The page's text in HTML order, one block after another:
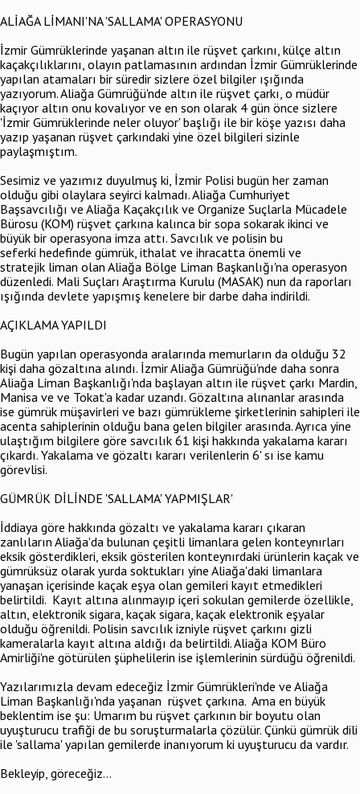
ALİAĞA LİMANI'NA 'SALLAMA' OPERASYONU
İzmir Gümrüklerinde yaşanan altın ile rüşvet çarkını, külçe altın
kaçakçılıklarını, olayın patlamasının ardından İzmir Gümrüklerinde
yapılan atamaları bir süredir sizlere özel bilgiler ışığında
yazıyorum. Aliağa Gümrüğü'nde altın ile rüşvet çarkı, o müdür
kaçıyor altın onu kovalıyor ve en son olarak 4 gün önce sizlere
'İzmir Gümrüklerinde neler oluyor' başlığı ile bir köşe yazısı daha
yazıp yaşanan rüşvet çarkındaki yine özel bilgileri sizinle
paylaşmıştım.
Sesimiz ve yazımız duyulmuş ki, İzmir Polisi bugün her zaman
olduğu gibi olaylara seyirci kalmadı. Aliağa Cumhuriyet
Başsavcılığı ve Aliağa Kaçakçılık ve Organize Suçlarla Mücadele
Bürosu (KOM) rüşvet çarkına kalınca bir sopa sokarak ikinci ve
büyük bir operasyona imza attı. Savcılık ve polisin bu
seferki hedefinde gümrük, ithalat ve ihracatta önemli ve
stratejik liman olan Aliağa Bölge Liman Başkanlığı'na operasyon
düzenledi. Mali Suçları Araştırma Kurulu (MASAK) nun da raporları
ışığında devlete yapışmış kenelere bir darbe daha indirildi.
AÇIKLAMA YAPILDI
Bugün yapılan operasyonda aralarında memurların da olduğu 32
kişi daha gözaltına alındı. İzmir Aliağa Gümrüğü'nde daha sonra
Aliağa Liman Başkanlığı'nda başlayan altın ile rüşvet çarkı Mardin,
Manisa ve ve Tokat'a kadar uzandı. Gözaltına alınanlar arasında
ise gümrük müşavirleri ve bazı gümrükleme şirketlerinin sahipleri ile
acenta sahiplerinin olduğu bana gelen bilgiler arasında. Ayrıca yine
ulaştığım bilgilere göre savcılık 61 kişi hakkında yakalama kararı
çıkardı. Yakalama ve gözaltı kararı verilenlerin 6' sı ise kamu
görevlisi.
GÜMRÜK DİLİNDE 'SALLAMA' YAPMIŞLAR'
İddiaya göre hakkında gözaltı ve yakalama kararı çıkaran
zanlıların Aliağa'da bulunan çeşitli limanlara gelen konteynırları
eksik gösterdikleri, eksik gösterilen konteynırdaki ürünlerin kaçak ve
gümrüksüz olarak yurda soktukları yine Aliağa'daki limanlara
yanaşan içerisinde kaçak eşya olan gemileri kayıt etmedikleri
belirtildi. Kayıt altına alınmayıp içeri sokulan gemilerde özellikle,
altın, elektronik sigara, kaçak sigara, kaçak elektronik eşyalar
olduğu öğrenildi. Polisin savcılık izniyle rüşvet çarkını gizli
kameralarla kayıt altına aldığı da belirtildi. Aliağa KOM Büro
Amirliği'ne götürülen şüphelilerin ise işlemlerinin sürdüğü öğrenildi.
Yazılarımızla devam edeceğiz İzmir Gümrükleri'nde ve Aliağa
Liman Başkanlığı'nda yaşanan rüşvet çarkına. Ama en büyük
beklentim ise şu: Umarım bu rüşvet çarkının bir boyutu olan
uyuşturucu trafiği de bu soruşturmalarla çözülür. Çünkü gümrük dili
ile 'sallama' yapılan gemilerde inanıyorum ki uyuşturucu da vardır.
Bekleyip, göreceğiz...